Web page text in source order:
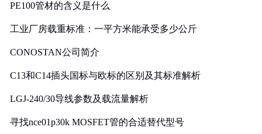
PE100管材的含义是什么
工业厂房载重标准：一平方米能承受多少公斤
CONOSTAN公司简介
C13和C14插头国标与欧标的区别及其标准解析
LGJ-240/30导线参数及载流量解析
寻找nce01p30k MOSFET管的合适替代型号